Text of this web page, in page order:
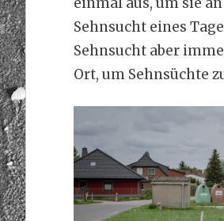
Sehnsucht eines
Sehnsucht aber
Ort, um Sehnsüchte